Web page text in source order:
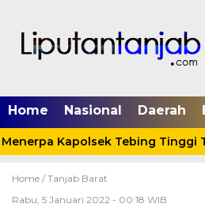
Home Nasional Daerah
Kapolsek Tebing Tinggi
Home / Tanjab Barat
Rabu, 5 Januari 2022 - 00:18 WIB